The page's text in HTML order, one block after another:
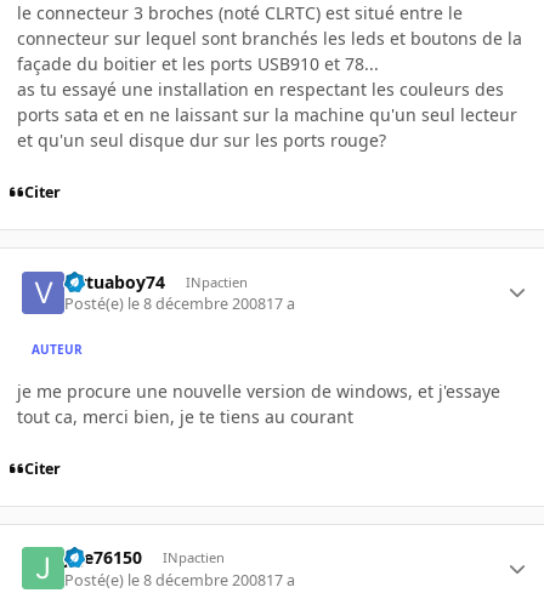
le connecteur 3 broches (noté CLRTC) est situé entre le
connecteur sur lequel sont branchés les leds et boutons de la
façade du boitier et les ports USB910 et 78...
as tu essayé une installation en respectant les couleurs des
ports sata et en ne laissant sur la machine qu'un seul lecteur
et qu'un seul disque dur sur les ports rouge?
Citer
virtuaboy74 INpactien
Posté(e) le 8 décembre 200817 a
AUTEUR
je me procure une nouvelle version de windows, et j'essaye
tout ca, merci bien, je te tiens au courant
Citer
jeje76150 INpactien
Posté(e) le 8 décembre 200817 a